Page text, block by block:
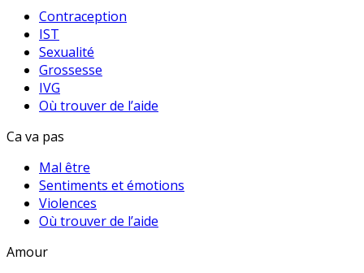
Contraception
IST
Sexualité
Grossesse
IVG
Où trouver de l’aide
Ca va pas
Mal être
Sentiments et émotions
Violences
Où trouver de l’aide
Amour